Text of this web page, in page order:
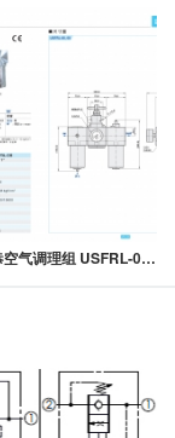
SHAKO新恭空气调理组 USFRL-06不锈钢三点式三点组合